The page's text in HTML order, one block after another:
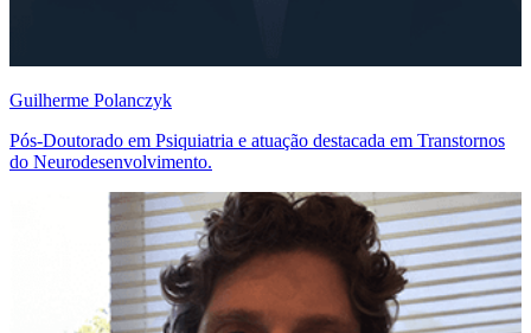
Guilherme Polanczyk
Pós-Doutorado em Psiquiatria e atuação destacada em Transtornos
do Neurodesenvolvimento.